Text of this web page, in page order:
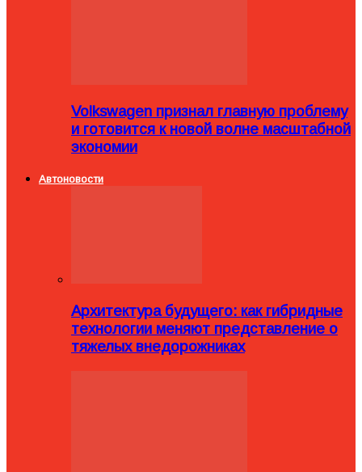
Volkswagen признал главную проблему
и готовится к новой волне масштабной
экономии
Автоновости
Архитектура будущего: как гибридные
технологии меняют представление о
тяжелых внедорожниках